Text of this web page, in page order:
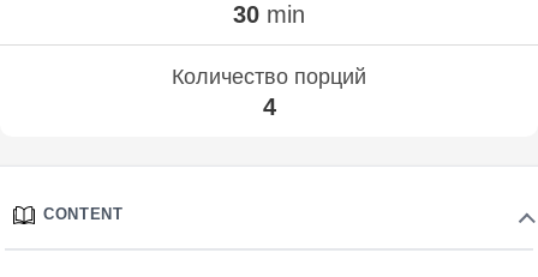
30 min
Количество порций
4
CONTENT